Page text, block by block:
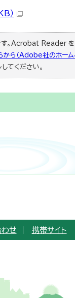
）
す。Acrobat Reader を
から（Adobe社のホーム
てください。
せ 携帯サイト